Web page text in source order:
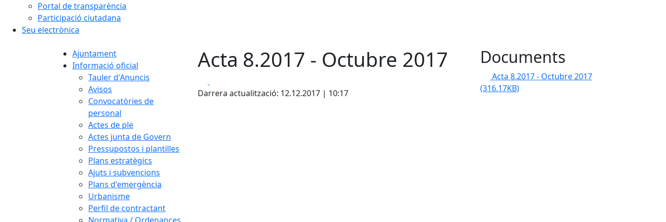
Portal de transparència
Participació ciutadana
Seu electrònica
Ajuntament
Informació oficial
Tauler d'Anuncis
Avisos
Convocatòries de
personal
Actes de ple
Actes junta de Govern
Pressupostos i plantilles
Plans estratègics
Ajuts i subvencions
Plans d'emergència
Urbanisme
Perfil de contractant
Acta 8.2017 - Octubre 2017
Darrera actualització: 12.12.2017 | 10:17
Documents
Acta 8.2017 - Octubre 2017
(316.17KB)